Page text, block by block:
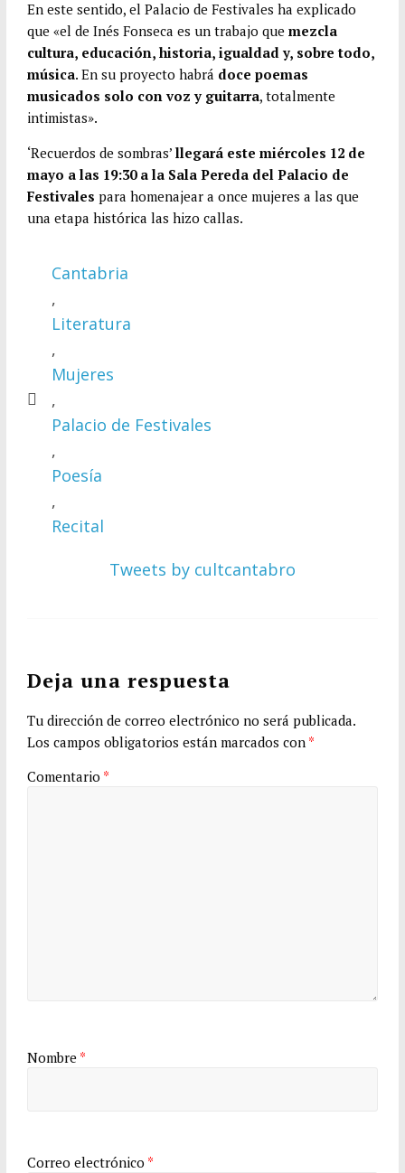
En este sentido, el Palacio de Festivales ha explicado
que «el de Inés Fonseca es un trabajo que mezcla
cultura, educación, historia, igualdad y, sobre todo,
música. En su proyecto habrá doce poemas
musicados solo con voz y guitarra, totalmente
intimistas».
‘Recuerdos de sombras’ llegará este miércoles 12 de
mayo a las 19:30 a la Sala Pereda del Palacio de
Festivales para homenajear a once mujeres a las que
una etapa histórica las hizo callas.
Cantabria
,
Literatura
,
Mujeres
,
Palacio de Festivales
,
Poesía
,
Recital
Tweets by cultcantabro
Deja una respuesta
Tu dirección de correo electrónico no será publicada.
Los campos obligatorios están marcados con *
Comentario *
Nombre *
Correo electrónico *